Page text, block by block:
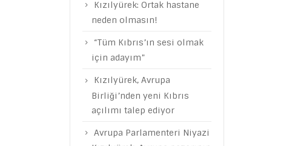
Kızılyürek: Ortak hastane
neden olmasın!
“Tüm Kıbrıs’ın sesi olmak
için adayım”
Kızılyürek, Avrupa
Birliği’nden yeni Kıbrıs
açılımı talep ediyor
Avrupa Parlamenteri Niyazi